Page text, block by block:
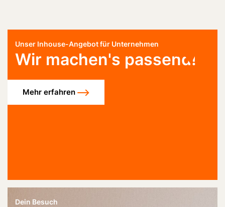
Unser Inhouse-Angebot für Unternehmen
Wir machen's passend!
Mehr erfahren
Dein Besuch